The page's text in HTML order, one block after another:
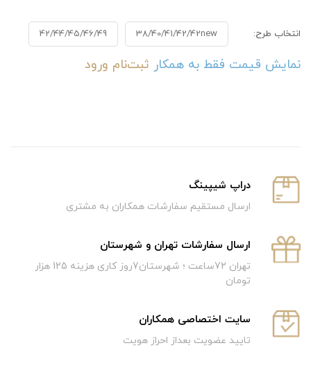
انتخاب طرح: 38/40/41/42/42new
42/44/45/46/49
نمایش قیمت فقط به همکار ثبت‌نام ورود
دراپ شیپینگ
ارسال مستقیم سفارشات همکاران به مشتری
ارسال سفارشات تهران و شهرستان
تهران 72ساعت ؛ شهرستان7روز کاری هزینه 125 هزار
تومان
سایت اختصاصی همکاران
تایید عضویت بعداز احراز هویت